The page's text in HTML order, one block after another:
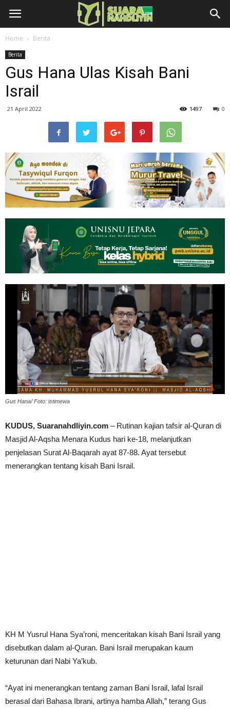
Home Berita
Berita
Gus Hana Ulas Kisah Bani
Israil
21 April 2022 0
1497
Gus Hana/ Foto: istimewa
KUDUS, Suaranahdliyin.com – Rutinan kajian tafsir al-Quran di
Masjid Al-Aqsha Menara Kudus hari ke-18, melanjutkan
penjelasan Surat Al-Baqarah ayat 87-88. Ayat tersebut
menerangkan tentang kisah Bani Israil.
KH M Yusrul Hana Sya’roni, menceritakan kisah Bani Israil yang
disebutkan dalam al-Quran. Bani Israil merupakan kaum
keturunan dari Nabi Ya’kub.
“Ayat ini menerangkan tentang zaman Bani Israil, lafal Israil
berasal dari Bahasa Ibrani, artinya hamba Allah,” terang Gus